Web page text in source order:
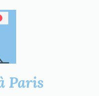
Paris